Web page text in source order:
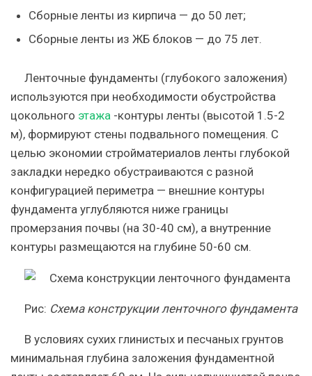
Сборные ленты из кирпича — до 50 лет;
Сборные ленты из ЖБ блоков — до 75 лет.
Ленточные фундаменты (глубокого заложения)
используются при необходимости обустройства
цокольного этажа -контуры ленты (высотой 1.5-2
м), формируют стены подвального помещения. С
целью экономии стройматериалов ленты глубокой
закладки нередко обустраиваются с разной
конфигурацией периметра — внешние контуры
фундамента углубляются ниже границы
промерзания почвы (на 30-40 см), а внутренние
контуры размещаются на глубине 50-60 см.
Рис: Схема конструкции ленточного фундамента
В условиях сухих глинистых и песчаных грунтов
минимальная глубина заложения фундаментной